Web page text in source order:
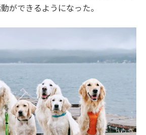
ができるようになった。